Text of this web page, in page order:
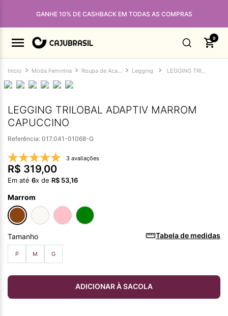
GANHE 10% DE CASHBACK EM TODAS AS COMPRAS
0
Moda Feminina Roupa de Academia Feminina Legging LEGGING TRILOBAL ADAPTIV MARROM CAPUCCINO
LEGGING TRILOBAL ADAPTIV MARROM
CAPUCCINO
Referência: 017.041-01068-G
3 avaliações
R$ 319,00
Em até 6x de R$ 53,16
Marrom
Tamanho
P M G
Tabela de medidas
ADICIONAR À SACOLA